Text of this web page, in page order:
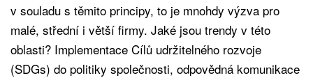
v souladu s těmito principy, to je mnohdy výzva pro
malé, střední i větší firmy. Jaké jsou trendy v této
oblasti? Implementace Cílů udržitelného rozvoje
(SDGs) do politiky společnosti, odpovědná komunikace